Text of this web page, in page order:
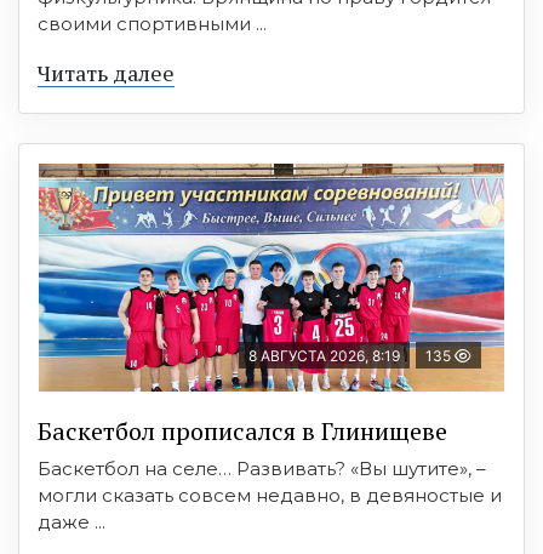
своими спортивными ...
Читать далее
8 АВГУСТА 2026, 8:19 135
Баскетбол прописался в Глинищеве
Баскетбол на селе… Развивать? «Вы шутите», –
могли сказать совсем недавно, в девяностые и
даже ...